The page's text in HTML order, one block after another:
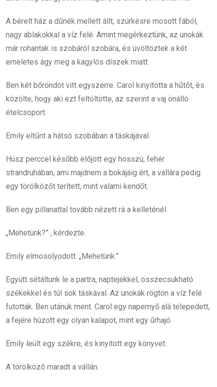
A bérelt ház a dűnék mellett állt, szürkésre mosott fából,
nagy ablakokkal a víz felé. Amint megérkeztünk, az unokák
már rohantak is szobáról szobára, és üvöltöztek a két
emeletes ágy meg a kagylós díszek miatt.
Ben két bőröndöt vitt egyszerre. Carol kinyitotta a hűtőt, és
közölte, hogy aki ezt feltöltötte, az szerint a vaj önálló
ételcsoport.
Emily eltűnt a hátsó szobában a táskájával.
Húsz perccel később előjött egy hosszú, fehér
strandruhában, ami majdnem a bokájáig ért, a vállára pedig
egy törölközőt terített, mint valami kendőt.
Ben egy pillanattal tovább nézett rá a kelleténél.
„Mehetünk?” , kérdezte.
Emily elmosolyodott. „Mehetünk.”
Együtt sétáltunk le a partra, naptejekkel, összecsukható
székekkel és túl sok táskával. Az unokák rögtön a víz felé
futottak. Ben utánuk ment. Carol egy napernyő alá telepedett,
a fejére húzott egy olyan kalapot, mint egy űrhajó.
Emily leült egy székre, és kinyitott egy könyvet.
A törölköző maradt a vállán.